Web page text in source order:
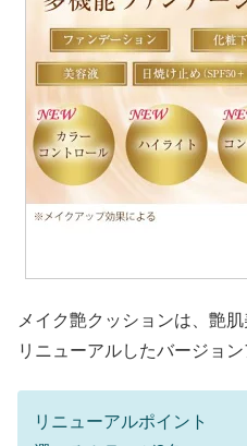
メイク艶クッションは、艶
リニューアルしたバージョン
リニューアルポイント